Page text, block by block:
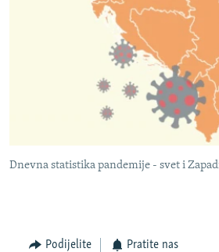
Dnevna statistika pandemije - svet i
Podijelite Pratite nas